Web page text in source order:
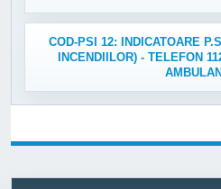
COD-PSI 12: INDICATOARE
INCENDIILOR) - TELEFON